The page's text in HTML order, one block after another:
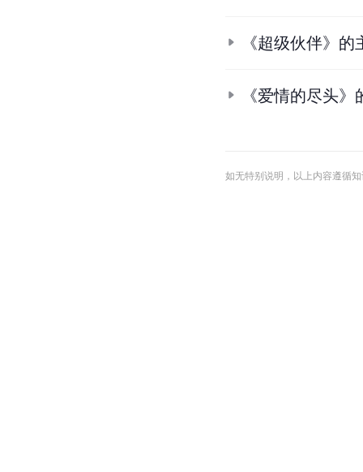
《超级伙伴》的
《爱情的尽头
如无特别说明，以上内容遵循